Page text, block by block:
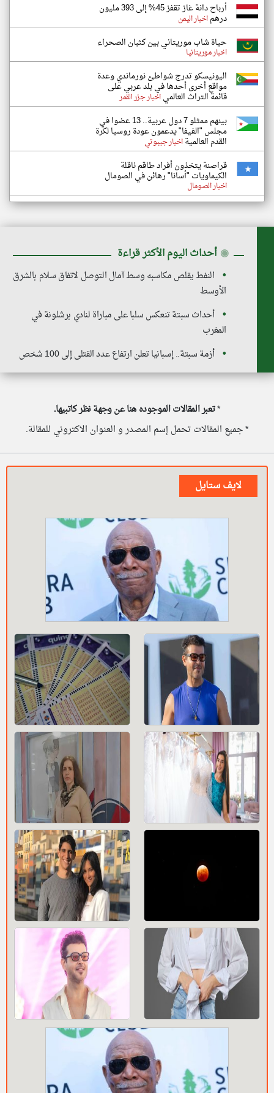
أرباح دانة غاز تقفز 45% إلى 393 مليون
درهماخبار اليمن
حياة شاب موريتاني بين كثبان الصحراء
اخبار موريتانيا
اليونيسكو تدرج شواطئ نورماندي وعدة
مواقع أخرى أحدها في بلد عربي على
قائمة التراث العالمياخبار جزر القمر
بينهم ممثلو 7 دول عربية.. 13 عضوا في
مجلس "الفيفا" يدعمون عودة روسيا لكرة
القدم العالميةاخبار جيبوتي
قراصنة يتخذون أفراد طاقم ناقلة
الكيماويات "أسانا" رهائن في الصومال
اخبار الصومال
◉ أحداث اليوم الأكثر قراءة
النفط يقلص مكاسبه وسط آمال التوصل لاتفاق سلام بالشرق
الأوسط
أحداث سبتة تنعكس سلبا على مباراة لنادي برشلونة في
المغرب
أزمة سبتة.. إسبانيا تعلن ارتفاع عدد القتلى إلى 100 شخص
*تعبر المقالات الموجوده هنا عن وجهة نظر كاتبيها.
* جميع المقالات تحمل إسم المصدر و العنوان الاكتروني للمقالة.
لايف ستايل